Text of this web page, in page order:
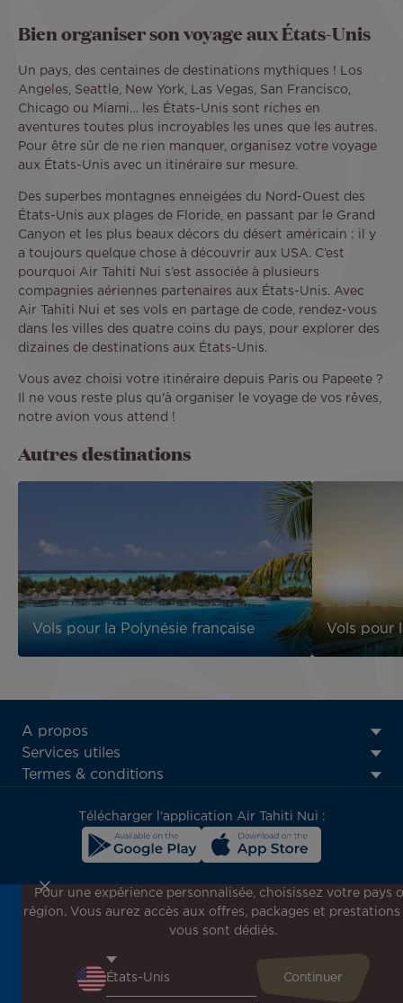
Bien organiser son voyage aux États-Unis
Un pays, des centaines de destinations mythiques ! Los
Angeles, Seattle, New York, Las Vegas, San Francisco,
Chicago ou Miami… les États-Unis sont riches en
aventures toutes plus incroyables les unes que les autres.
Pour être sûr de ne rien manquer, organisez votre voyage
aux États-Unis avec un itinéraire sur mesure.
Des superbes montagnes enneigées du Nord-Ouest des
États-Unis aux plages de Floride, en passant par le Grand
Canyon et les plus beaux décors du désert américain : il y
a toujours quelque chose à découvrir aux USA. C’est
pourquoi Air Tahiti Nui s’est associée à plusieurs
compagnies aériennes partenaires aux États-Unis. Avec
Air Tahiti Nui et ses vols en partage de code, rendez-vous
dans les villes des quatre coins du pays, pour explorer des
dizaines de destinations aux États-Unis.
Vous avez choisi votre itinéraire depuis Paris ou Papeete ?
Il ne vous reste plus qu'à organiser le voyage de vos rêves,
notre avion vous attend !
Autres destinations
Vols pour la Polynésie française Vols pour
ATN:
Footer
menu
A propos
Services utiles
Termes & conditions
Télécharger l'application Air Tahiti Nui :
Inscrivez-vous à notre newsletter !
Recevez en avant-première toutes nos offres spéciales et
l'inspiration pour votre prochain voyage !
Saisissez votre adresse e-mail ici
Pour une expérience personnalisée, choisissez votre pays
région. Vous aurez accès aux offres, packages et prestations
vous sont dédiés.